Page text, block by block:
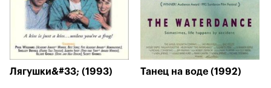
Лягушки&#33; (1993) Танец на воде (1992)